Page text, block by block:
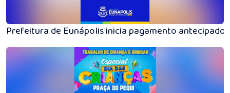
Prefeitura de Eunápolis inicia pagamento